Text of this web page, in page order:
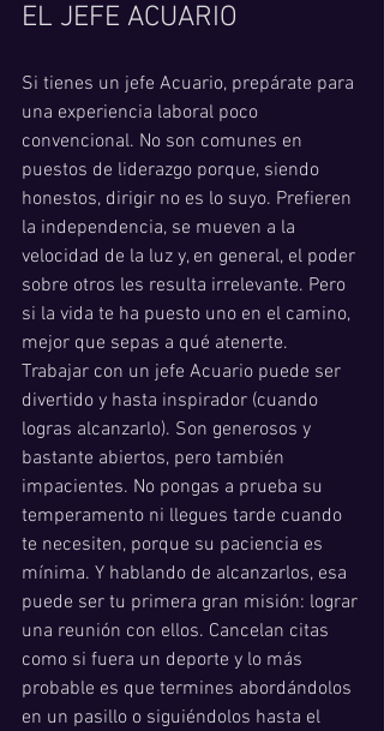
EL JEFE ACUARIO
Si tienes un jefe Acuario, prepárate para
una experiencia laboral poco
convencional. No son comunes en
puestos de liderazgo porque, siendo
honestos, dirigir no es lo suyo. Prefieren
la independencia, se mueven a la
velocidad de la luz y, en general, el poder
sobre otros les resulta irrelevante. Pero
si la vida te ha puesto uno en el camino,
mejor que sepas a qué atenerte.
Trabajar con un jefe Acuario puede ser
divertido y hasta inspirador (cuando
logras alcanzarlo). Son generosos y
bastante abiertos, pero también
impacientes. No pongas a prueba su
temperamento ni llegues tarde cuando
te necesiten, porque su paciencia es
mínima. Y hablando de alcanzarlos, esa
puede ser tu primera gran misión: lograr
una reunión con ellos. Cancelan citas
como si fuera un deporte y lo más
probable es que termines abordándolos
en un pasillo o siguiéndolos hasta el